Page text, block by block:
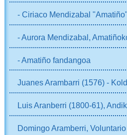
- Ciriaco Mendizabal "Amatiño"
- Aurora Mendizabal,
- Amatiño fandangoa
Juanes Arambarri (1576) -
Luis Aranberri (1800-61),
Domingo Aramberri,